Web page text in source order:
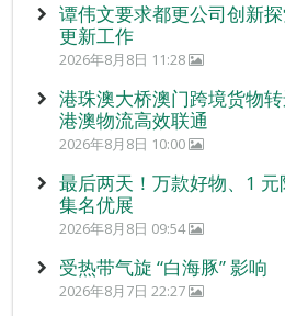
谭伟文要求都更公司创新
更新工作
2026年8月8日 11:28
港珠澳大桥澳门跨境货物
港澳物流高效联通
2026年8月8日 10:00
最后两天！万款好物、1
集名优展
2026年8月8日 09:54
受热带气旋 “白海豚” 影
2026年8月7日 22:27